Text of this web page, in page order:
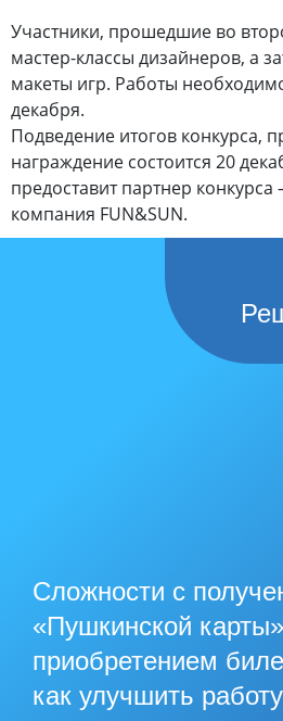
Участники, прошедшие во
мастер-классы дизайнеров, а
макеты игр. Работы
декабря.
Подведение итогов конкурса,
награждение состоится 20
предоставит партнер конкурса
компания FUN&SUN.
Сложности с
«Пушкинской
приобретением
как улучшить